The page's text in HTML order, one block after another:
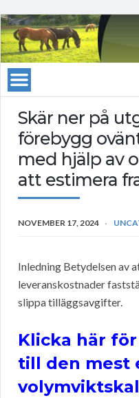
Skär ner på
förebygg
med hjälp av
att estimera
NOVEMBER 17, 2024
Inledning Betydelsen av
leveranskostnader
slippa tilläggsavgifter.
Klicka här
till den mest